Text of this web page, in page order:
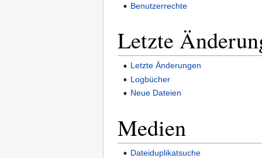
Benutzerrechte
Letzte
Letzte Änderungen
Logbücher
Neue Dateien
Medien
Dateiduplikatsuche